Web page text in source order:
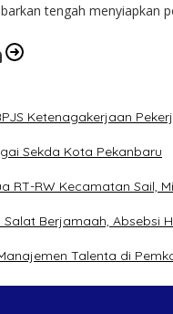
tengah
Ketenagakerjaan
Sekda Kota Pekanbaru
RT-RW Kecamatan Sail,
Berjamaah, Absebsi
Talenta di